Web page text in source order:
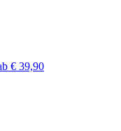
€ 39,90